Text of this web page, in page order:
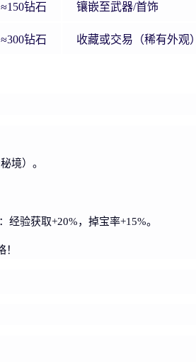
≈150钻石 镶嵌至武器/首饰
≈300钻石 收藏或交易（稀有外观）
境）。
经验获取+20%，掉宝率+15%。